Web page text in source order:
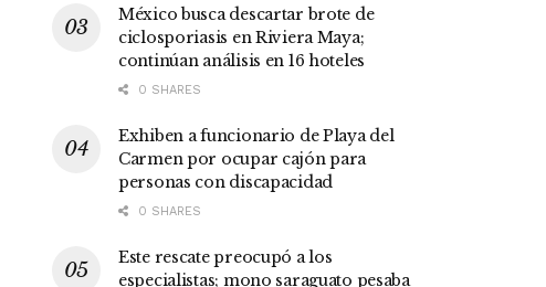
México busca descartar brote de
ciclosporiasis en Riviera Maya;
continúan análisis en 16 hoteles
0 SHARES
Exhiben a funcionario de Playa del
Carmen por ocupar cajón para
personas con discapacidad
0 SHARES
Este rescate preocupó a los
especialistas; mono saraguato pesaba